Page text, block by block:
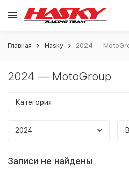
Главная Hasky 2024 —
2024 — MotoGroup
Категория
2024
Записи не найдены